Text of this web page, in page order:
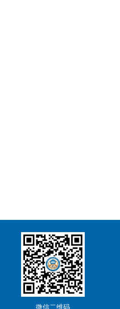
微信二维码